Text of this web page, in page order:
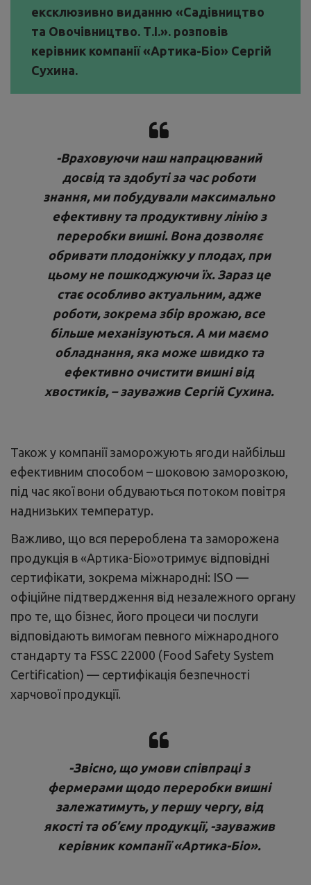
ексклюзивно виданню «Садівництво
та Овочівництво. Т.І.». розповів
керівник компанії «Артика-Біо» Сергій
Сухина.
-Враховуючи наш напрацюваний
досвід та здобуті за час роботи
знання, ми побудували максимально
ефективну та продуктивну лінію з
переробки вишні. Вона дозволяє
обривати плодоніжку у плодах, при
цьому не пошкоджуючи їх. Зараз це
стає особливо актуальним, адже
роботи, зокрема збір врожаю, все
більше механізуються. А ми маємо
обладнання, яка може швидко та
ефективно очистити вишні від
хвостиків, – зауважив Сергій Сухина.
Також у компанії заморожують ягоди найбільш
ефективним способом – шоковою заморозкою,
під час якої вони обдуваються потоком повітря
наднизьких температур.
Важливо, що вся перероблена та заморожена
продукція в «Артика-Біо»отримує відповідні
сертифікати, зокрема міжнародні: ISO —
офіційне підтвердження від незалежного органу
про те, що бізнес, його процеси чи послуги
відповідають вимогам певного міжнародного
стандарту та FSSC 22000 (Food Safety System
Certification) — сертифікація безпечності
харчової продукції.
-Звісно, що умови співпраці з
фермерами щодо переробки вишні
залежатимуть, у першу чергу, від
якості та об’єму продукції, -зауважив
керівник компанії «Артика-Біо».